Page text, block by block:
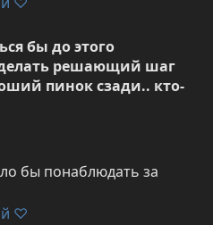
бы до этого
решающий шаг
пинок сзади.. кто-
бы понаблюдать за
♡